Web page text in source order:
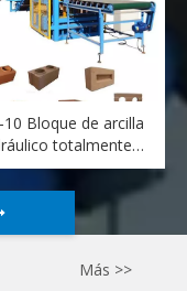
10 Bloque de arcilla
totalmente
Máquina
el proveedor
de ladrillos de
tierra
Más >>